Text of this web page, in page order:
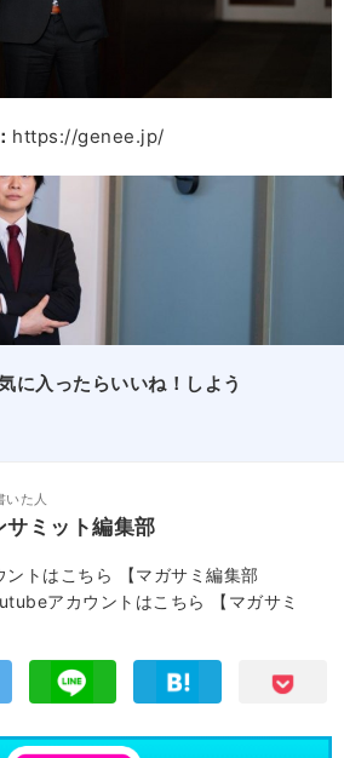
https://genee.jp/
に入ったらいいね！しよう
いた人
サミット編集部
トはこちら
【マガサミ編集部
アカウントはこちら
【マガサミ